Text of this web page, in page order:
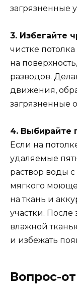
загрязненные
3. Избегайте
чистке
на
разводов.
движения,
загрязненные
4. Выбирайте
Если на
удаляемые
раствор воды
мягкого
на ткань и
участки. После
влажной
и избежать
Вопрос-